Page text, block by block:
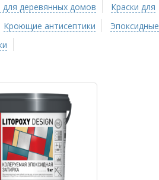
для деревянных домов
Краски для
Кроющие антисептики
Эпоксидные